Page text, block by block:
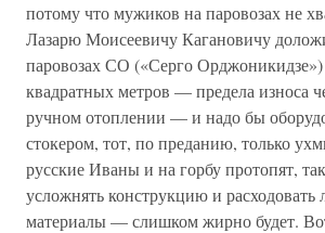
потому что мужиков на паровозах не
Лазарю Моисеевичу Кагановичу
паровозах СО («Серго Орджоникидзе»)
квадратных метров — предела износа
ручном отоплении — и надо бы
стокером, тот, по преданию, только
русские Иваны и на горбу протопят,
усложнять конструкцию и
материалы — слишком жирно будет.